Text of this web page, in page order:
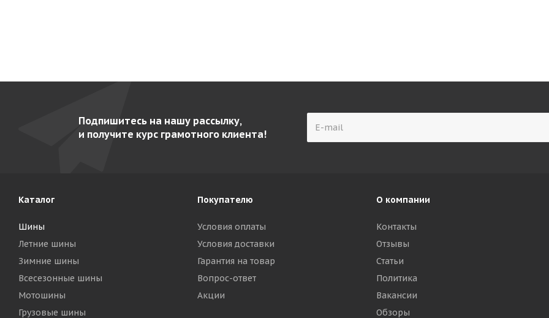
Подпишитесь на нашу рассылку,
и получите курс грамотного клиента!
Каталог
Шины
Летние шины
Зимние шины
Всесезонные шины
Мотошины
Грузовые шины
Покупателю
Условия оплаты
Условия доставки
Гарантия на товар
Вопрос-ответ
Акции
О компании
Контакты
Отзывы
Статьи
Политика
Вакансии
Обзоры